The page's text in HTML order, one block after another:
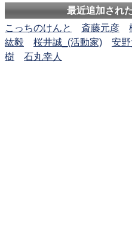
最近追加され
こっちのけんと
斎藤元彦
紘毅
桜井誠_(活動家) 安
樹
石丸幸人